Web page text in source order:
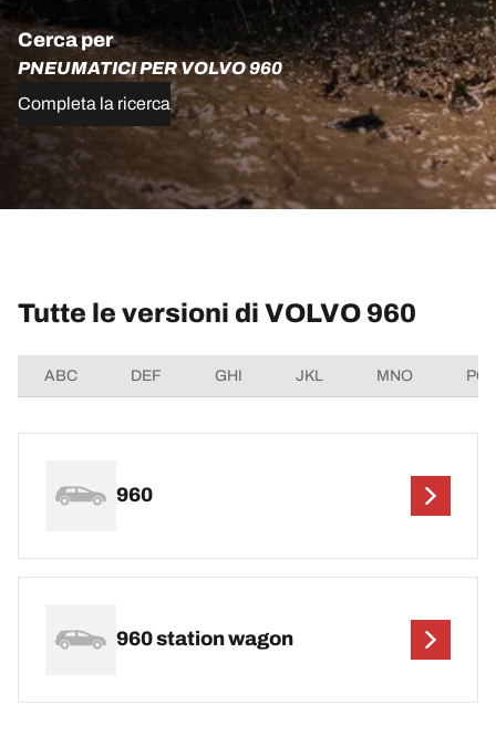
Cerca per
PNEUMATICI PER VOLVO 960
Completa la ricerca
Tutte le versioni di VOLVO 960
ABC DEF GHI JKL MNO
960
960 station wagon